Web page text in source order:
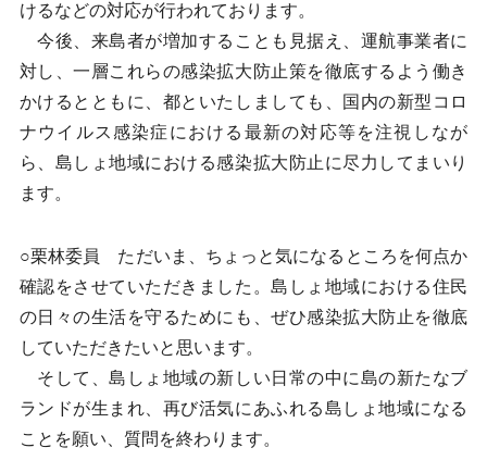
けるなどの対応が行われております。
今後、来島者が増加することも見据え、運航事業者に
対し、一層これらの感染拡大防止策を徹底するよう働き
かけるとともに、都といたしましても、国内の新型コロ
ナウイルス感染症における最新の対応等を注視しなが
ら、島しょ地域における感染拡大防止に尽力してまいり
ます。
○栗林委員 ただいま、ちょっと気になるところを何点か
確認をさせていただきました。島しょ地域における住民
の日々の生活を守るためにも、ぜひ感染拡大防止を徹底
していただきたいと思います。
そして、島しょ地域の新しい日常の中に島の新たなブ
ランドが生まれ、再び活気にあふれる島しょ地域になる
ことを願い、質問を終わります。